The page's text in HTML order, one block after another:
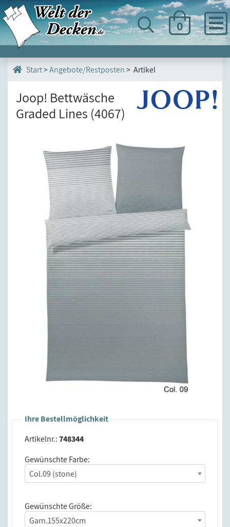
0
Start>Angebote/Restposten> Artikel
Joop! Bettwäsche
Graded Lines (4067)
Ihre Bestellmöglichkeit
Artikelnr.:748344
Gewünschte Farbe:
Col.09 (stone)
Gewünschte Größe:
Garn.155x220cm